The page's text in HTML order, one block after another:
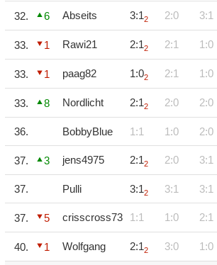
32. 6 Abseits 3:12 2:0 3:1
33. 1 Rawi21 2:12 2:1 1:0
33. 1 paag82 1:02 2:1 1:0
33. 8 Nordlicht 2:12 2:0 2:0
36. BobbyBlue 1:1 1:0 2:0
37. 3 jens4975 2:12 2:0 3:1
37. Pulli 3:12 3:1 3:1
37. 5 crisscross73 1:1 1:0 2:1
40. 1 Wolfgang 2:12 3:0 1:0